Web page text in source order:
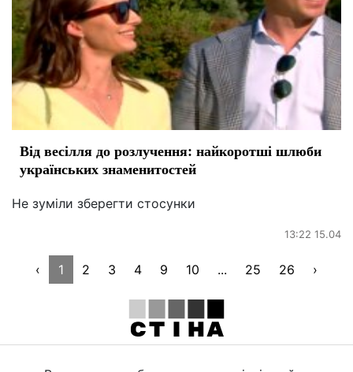
Від весілля до розлучення: найкоротші шлюби
українських знаменитостей
Не зуміли зберегти стосунки
13:22 15.04
‹ 1 2 3 4 9 10 ... 25 26 ›